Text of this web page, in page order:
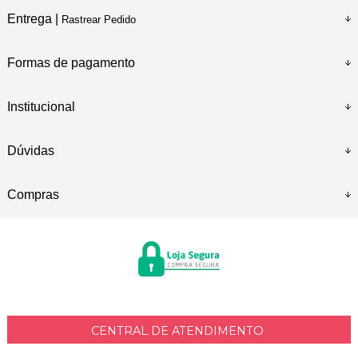
Entrega | Rastrear Pedido
Formas de pagamento
Institucional
Dúvidas
Compras
CENTRAL DE ATENDIMENTO